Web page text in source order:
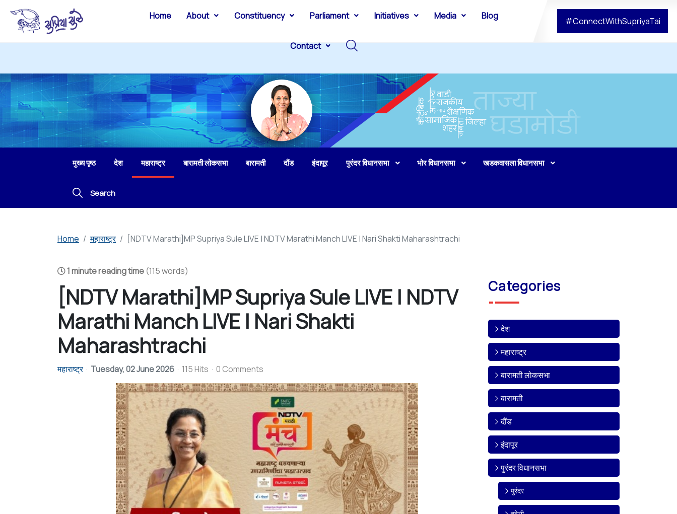
Home About Constituency Parliament Initiatives Media Blog
Contact
#ConnectWithSupriyaTai
मुख्य पृष्ठ देश महाराष्ट्र बारामती लोकसभा बारामती दौंड इंदापूर पुरंदर विधानसभा भोर विधानसभा खडकवासला विधानसभा
Search
Home महाराष्ट्र [NDTV Marathi]MP Supriya Sule LIVE | NDTV Marathi Manch LIVE | Nari Shakti Maharashtrachi
1 minute reading time (115 words)
[NDTV Marathi]MP Supriya Sule LIVE | NDTV
Marathi Manch LIVE | Nari Shakti
Maharashtrachi
महाराष्ट्र Tuesday, 02 June 2026 115 Hits 0 Comments
Categories
देश
महाराष्ट्र
बारामती लोकसभा
बारामती
दौंड
इंदापूर
पुरंदर विधानसभा
पुरंदर